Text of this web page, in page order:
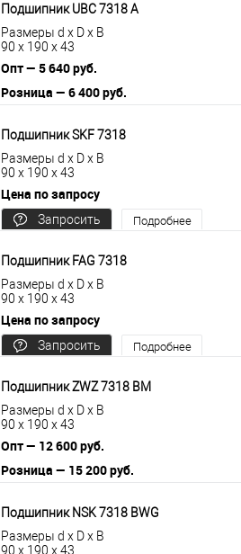
Подшипник UBC 7318 A
Размеры d x D x B
90 x 190 x 43
Опт — 5 640 руб.
Розница — 6 400 руб.
Подшипник SKF 7318
Размеры d x D x B
90 x 190 x 43
Цена по запросу
Запросить
Подробнее
Подшипник FAG 7318
Размеры d x D x B
90 x 190 x 43
Цена по запросу
Запросить
Подробнее
Подшипник ZWZ 7318 BM
Размеры d x D x B
90 x 190 x 43
Опт — 12 600 руб.
Розница — 15 200 руб.
Подшипник NSK 7318 BWG
Размеры d x D x B
90 x 190 x 43